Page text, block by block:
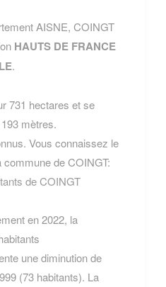
AISNE, COINGT
HAUTS DE FRANCE
.
731 hectares et se
mètres.
Vous connaissez le
de COINGT:
de COINGT
en 2022, la
une diminution de
(73 habitants). La